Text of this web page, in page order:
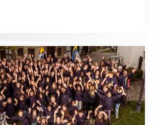
selbstverständlich ist